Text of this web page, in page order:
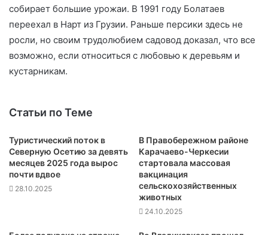
собирает большие урожаи. В 1991 году Болатаев
переехал в Нарт из Грузии. Раньше персики здесь не
росли, но своим трудолюбием садовод доказал, что все
возможно, если относиться с любовью к деревьям и
кустарникам.
Статьи по Теме
Туристический поток в
Северную Осетию за девять
месяцев 2025 года вырос
почти вдвое
28.10.2025
В Правобережном районе
Карачаево-Черкесии
стартовала массовая
вакцинация
сельскохозяйственных
животных
24.10.2025